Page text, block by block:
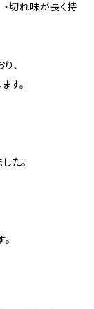
切れ味が長く持
、
す。
た。